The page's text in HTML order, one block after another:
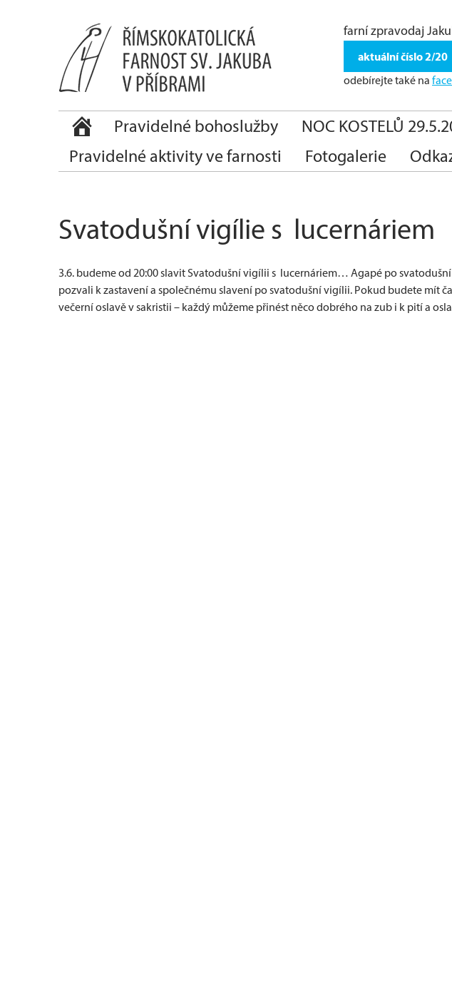
farní zpravodaj
aktuální číslo 2/20
odebírejte také na
Pravidelné bohoslužby NOC KOSTELŮ
Pravidelné aktivity ve farnosti
Fotogalerie
Svatodušní vigílie s lucernáriem
3.6. budeme od 20:00 slavit Svatodušní vigílii s lucernáriem… Agapé po
pozvali k zastavení a společnému slavení po svatodušní vigílii. Pokud budete mít
večerní oslavě v sakristii – každý můžeme přinést něco dobrého na zub i k pití a